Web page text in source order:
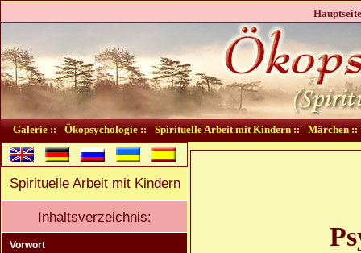
Galerie :: Ökopsychologie :: Spirituelle Arbeit mit Kindern :: Märchen ::
Spirituelle Arbeit mit Kindern
Inhaltsverzeichnis:
Vorwort